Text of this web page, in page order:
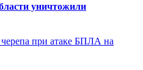
уничтожили